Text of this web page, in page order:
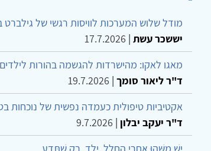
מודל שלוש המערכות לוויסות רגשי של גילברט
יששכר עשת |
17.7.2026
מאגו לאקו: מהישרדות להגשמה בהורות
ד"ר ליאור סומך |
19.7.2026
אקטיביות טיפולית כעמדה נפשית של נוכחות
ד"ר יעקב יבלון |
9.7.2026
יֵשׁ מַשֶּׁהוּ אַחֲרֵי הֶחָלָל, יֶלֶד, רַק שֶׁתֵּדַע